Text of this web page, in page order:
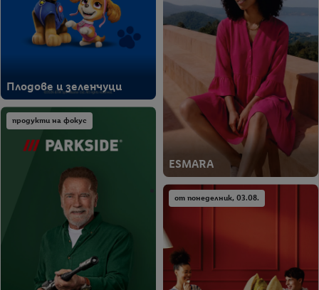
Плодове и зеленчуци
ESMARA
продукти на фокус
от понеделник, 03.08.